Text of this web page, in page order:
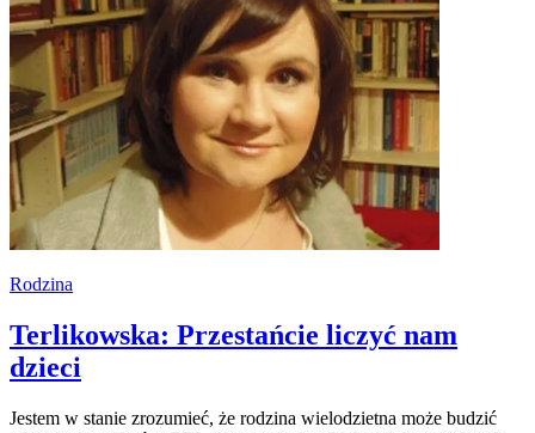
Rodzina
Terlikowska: Przestańcie liczyć nam
dzieci
Jestem w stanie zrozumieć, że rodzina wielodzietna może budzić